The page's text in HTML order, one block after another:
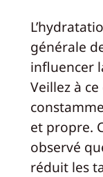
générale
influencer
Veillez à
et propre.
observé
réduit les